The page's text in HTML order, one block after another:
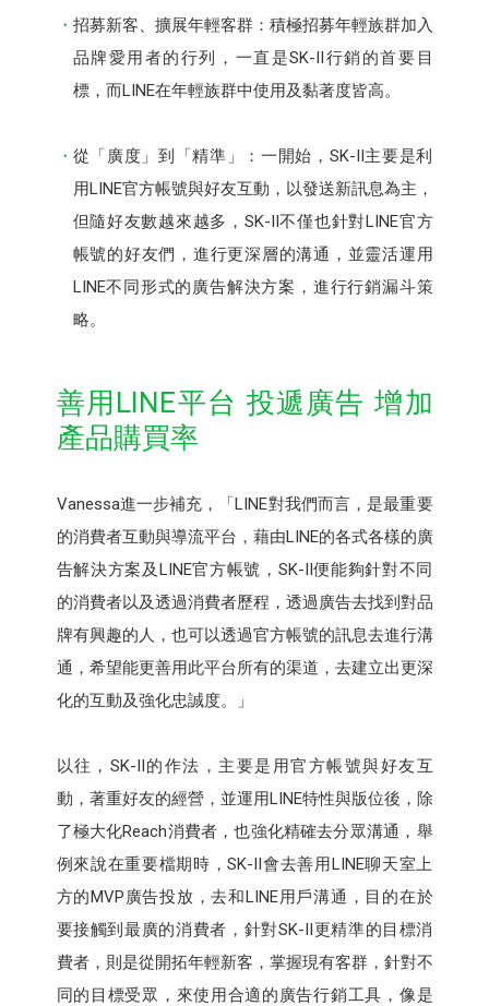
招募新客、擴展年輕客群：積極招募年輕族群加入
品牌愛用者的行列，一直是SK-II行銷的首要目
標，而LINE在年輕族群中使用及黏著度皆高。
從「廣度」到「精準」：一開始，SK-II主要是利
用LINE官方帳號與好友互動，以發送新訊息為主，
但隨好友數越來越多，SK-II不僅也針對LINE官方
帳號的好友們，進行更深層的溝通，並靈活運用
LINE不同形式的廣告解決方案，進行行銷漏斗策
略。
善用LINE平台 投遞廣告 增加
產品購買率
Vanessa進一步補充，「LINE對我們而言，是最重要
的消費者互動與導流平台，藉由LINE的各式各樣的廣
告解決方案及LINE官方帳號，SK-II便能夠針對不同
的消費者以及透過消費者歷程，透過廣告去找到對品
牌有興趣的人，也可以透過官方帳號的訊息去進行溝
通，希望能更善用此平台所有的渠道，去建立出更深
化的互動及強化忠誠度。」
以往，SK-II的作法，主要是用官方帳號與好友互
動，著重好友的經營，並運用LINE特性與版位後，除
了極大化Reach消費者，也強化精確去分眾溝通，舉
例來說在重要檔期時，SK-II會去善用LINE聊天室上
方的MVP廣告投放，去和LINE用戶溝通，目的在於
要接觸到最廣的消費者，針對SK-II更精準的目標消
費者，則是從開拓年輕新客，掌握現有客群，針對不
同的目標受眾，來使用合適的廣告行銷工具，像是